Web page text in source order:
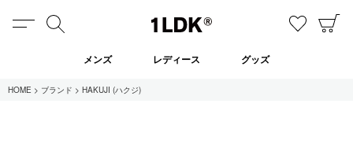
MENU お気に
メンズ レディース グッズ
HOME ブランド HAKUJI (ハクジ)